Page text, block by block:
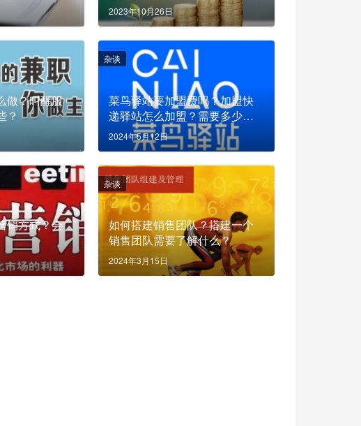
2023年10月26日
做？叫醒服
？
菜鸟驿站要加盟费吗？加盟快
递驿站怎么加盟？需要多少
钱？
2024年5月12日
杂谈
销方式？会
如何搭建销售团队？搭建一个
销售团队需要了解什么？
2024年3月15日
杂谈